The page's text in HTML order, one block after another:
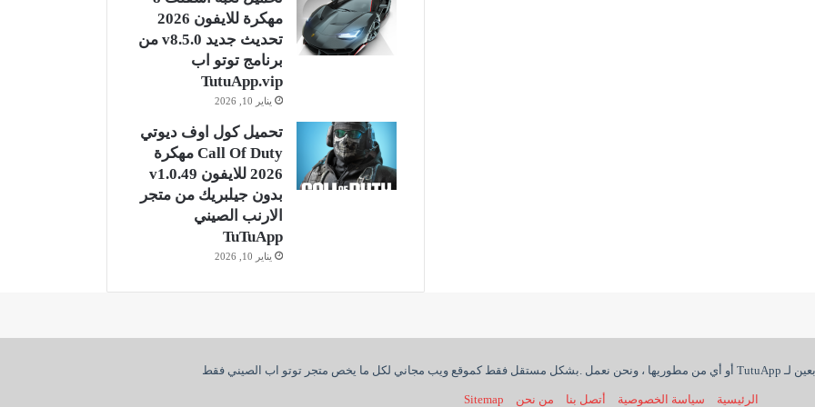
مهكرة للايفون 2026
تحديث جديد v8.5.0 من
برنامج توتو اب
TutuApp.vip
يناير 10, 2026
تحميل كول اوف ديوتي
Call Of Duty مهكرة
2026 للايفون v1.0.49
بدون جيلبريك من متجر
الارنب الصيني
TuTuApp
يناير 10, 2026
الرئيسية سياسة الخصوصية أتصل بنا من نحن Sitemap